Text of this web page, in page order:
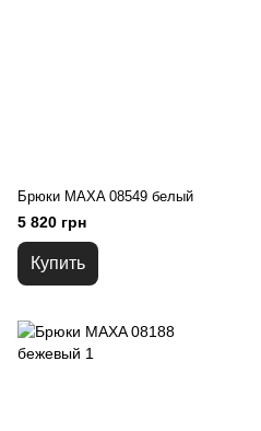
Брюки MAXA 08549 белый
5 820 грн
Купить